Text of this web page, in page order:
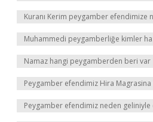
Kuranı Kerim peygamber efendimize
Muhammedi peygamberliğe kimler
Namaz hangi peygamberden beri var
Peygamber efendimiz Hira
Peygamber efendimiz neden geliniyle